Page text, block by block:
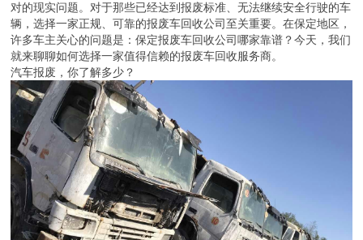
对的现实问题。对于那些已经达到报废标准、无法继续安全行驶的车
辆，选择一家正规、可靠的报废车回收公司至关重要。在保定地区，
许多车主关心的问题是：保定报废车回收公司哪家靠谱？今天，我们
就来聊聊如何选择一家值得信赖的报废车回收服务商。
汽车报废，你了解多少？